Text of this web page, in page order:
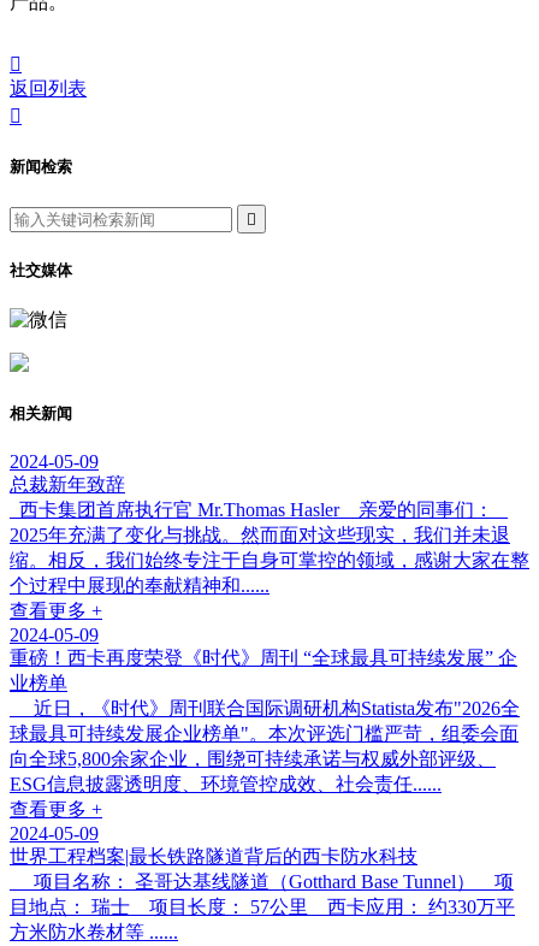

返回列表

新闻检索

社交媒体
相关新闻
2024-05-09
总裁新年致辞
西卡集团首席执行官 Mr.Thomas Hasler 亲爱的同事们：
2025年充满了变化与挑战。然而面对这些现实，我们并未退
缩。相反，我们始终专注于自身可掌控的领域，感谢大家在整
个过程中展现的奉献精神和......
查看更多 +
2024-05-09
重磅！西卡再度荣登《时代》周刊 “全球最具可持续发展” 企
业榜单
近日，《时代》周刊联合国际调研机构Statista发布"2026全
球最具可持续发展企业榜单"。本次评选门槛严苛，组委会面
向全球5,800余家企业，围绕可持续承诺与权威外部评级、
ESG信息披露透明度、环境管控成效、社会责任......
查看更多 +
2024-05-09
世界工程档案|最长铁路隧道背后的西卡防水科技
项目名称： 圣哥达基线隧道（Gotthard Base Tunnel） 项
目地点： 瑞士 项目长度： 57公里 西卡应用： 约330万平
方米防水卷材等 ......